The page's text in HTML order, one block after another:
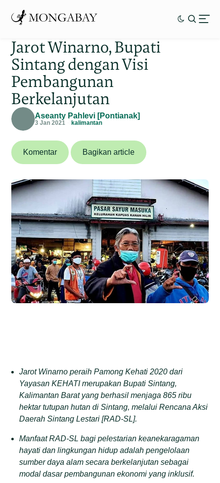
Jarot Winarno, Bupati
Sintang dengan Visi
Pembangunan
Berkelanjutan
Aseanty Pahlevi [Pontianak]
3 Jan 2021 kalimantan
Komentar Bagikan article
Jarot Winarno peraih Pamong Kehati 2020 dari
Yayasan KEHATI merupakan Bupati Sintang,
Kalimantan Barat yang berhasil menjaga 865 ribu
hektar tutupan hutan di Sintang, melalui Rencana Aksi
Daerah Sintang Lestari [RAD-SL].
Manfaat RAD-SL bagi pelestarian keanekaragaman
hayati dan lingkungan hidup adalah pengelolaan
sumber daya alam secara berkelanjutan sebagai
modal dasar pembangunan ekonomi yang inklusif.